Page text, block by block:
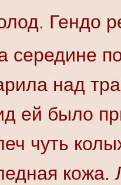
Гендо
середине
над
ей было
чуть
кожа.